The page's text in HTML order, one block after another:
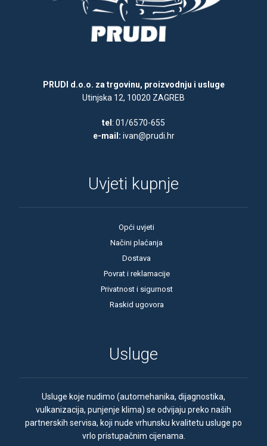
PRUDI d.o.o. za trgovinu, proizvodnju i usluge
Utinjska 12, 10020 ZAGREB
tel : 01/6570-655
e-mail: ivan@prudi.hr
Uvjeti kupnje
Opći uvjeti
Načini plaćanja
Dostava
Povrat i reklamacije
Privatnost i sigurnost
Raskid ugovora
Usluge
Usluge koje nudimo (automehanika, dijagnostika,
vulkanizacija, punjenje klima) se odvijaju preko naših
partnerskih servisa, koji nude vrhunsku kvalitetu usluge po
vrlo pristupačnim cijenama.